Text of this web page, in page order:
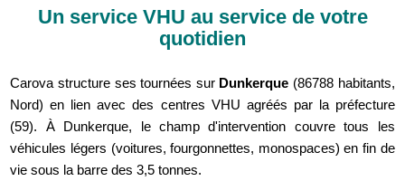
Un service VHU au service de votre
quotidien
Carova structure ses tournées sur Dunkerque (86788 habitants,
Nord) en lien avec des centres VHU agréés par la préfecture
(59). À Dunkerque, le champ d'intervention couvre tous les
véhicules légers (voitures, fourgonnettes, monospaces) en fin de
vie sous la barre des 3,5 tonnes.